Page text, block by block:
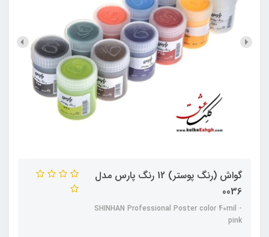
گواش (رنگ پوستر) 12 رنگ پارس مدل
0036
SHINHAN Professional Poster color 40mil -
pink